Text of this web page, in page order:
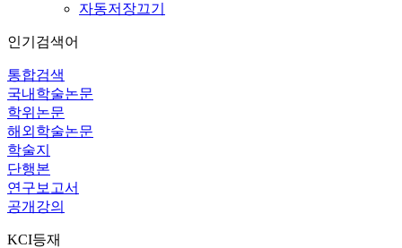
자동저장끄기
인기검색어
통합검색
국내학술논문
학위논문
해외학술논문
학술지
단행본
연구보고서
공개강의
KCI등재